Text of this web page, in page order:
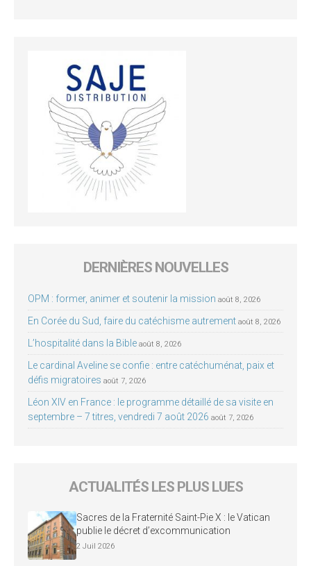
DERNIÈRES NOUVELLES
OPM : former, animer et soutenir la mission août 8, 2026
En Corée du Sud, faire du catéchisme autrement août 8, 2026
L’hospitalité dans la Bible août 8, 2026
Le cardinal Aveline se confie : entre catéchuménat, paix et
défis migratoires août 7, 2026
Léon XIV en France : le programme détaillé de sa visite en
septembre – 7 titres, vendredi 7 août 2026 août 7, 2026
ACTUALITÉS LES PLUS LUES
Sacres de la Fraternité Saint-Pie X : le Vatican
publie le décret d’excommunication
2 Juil 2026